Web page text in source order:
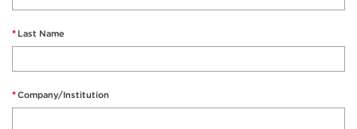
Last Name
Company/Institution